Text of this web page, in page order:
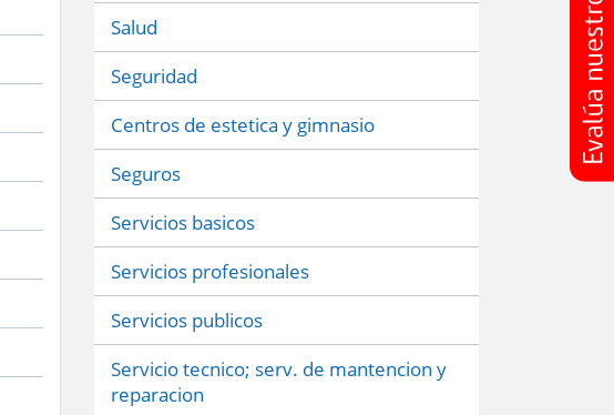
Salud
Seguridad
Centros de estetica y gimnasio
Seguros
Servicios basicos
Servicios profesionales
Servicios publicos
Servicio tecnico; serv. de mantencion y
reparacion